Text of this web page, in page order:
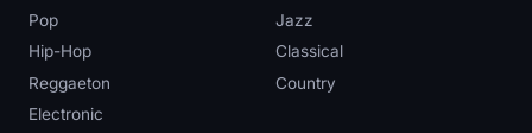
Pop
Jazz
Hip-Hop
Classical
Reggaeton
Country
Electronic